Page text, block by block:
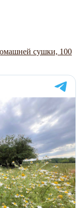
сушки, 100